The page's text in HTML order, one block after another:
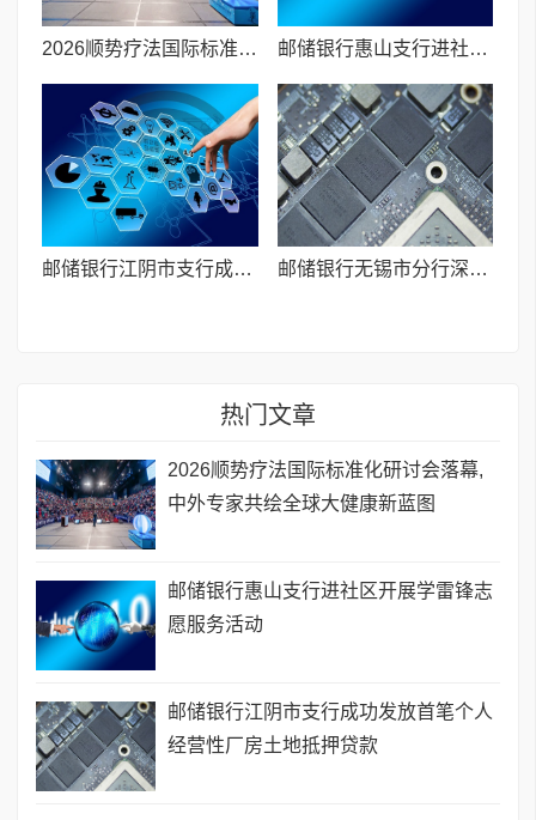
​2026顺势疗法国际标准化研讨会落幕,中外专家共绘全球大健康新蓝图 邮储银行惠山支行进社区开展学雷锋志愿服务活动
邮储银行江阴市支行成功发放首笔个人经营性厂房土地抵押贷款 邮储银行无锡市分行深耕汽车消费市场 助力居民消费升级
热门文章
​2026顺势疗法国际标准化研讨会落幕,
中外专家共绘全球大健康新蓝图
邮储银行惠山支行进社区开展学雷锋志
愿服务活动
邮储银行江阴市支行成功发放首笔个人
经营性厂房土地抵押贷款